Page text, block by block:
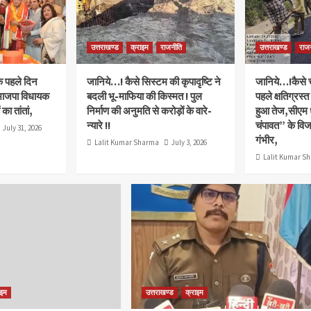
दिन
विधायक
तांतां,
July 31, 2026
उत्तराखण्ड क्राइम राजनीति
जानिये…! कैसे सिस्टम की कृपादृष्टि ने
बदली भू-माफिया की किस्मत ! पुल
निर्माण की अनुमति से करोड़ों के वारे-
न्यारे !!
Lalit Kumar Sharma July 3, 2026
उत्तराखण्ड
जानिये…!कैसे
पहले क्षतिग्रस्त
हुआ तेज,सीएम
चंपावत” के
गंभीर,
Lalit Kumar
उत्तराखण्ड क्राइम